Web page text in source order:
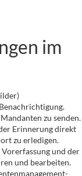
im
zu senden.
Erinnerung direkt
zu erledigen.
und der
und bearbeiten.